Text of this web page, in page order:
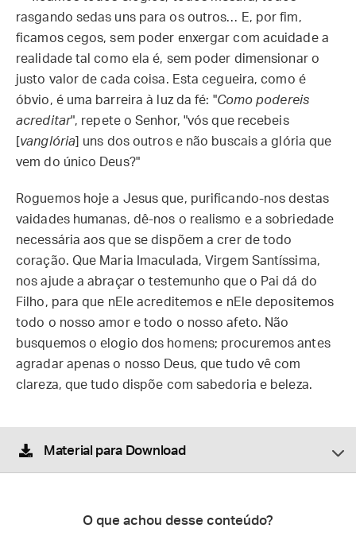
rasgando sedas uns para os outros… E, por fim,
ficamos cegos, sem poder enxergar com acuidade a
realidade tal como ela é, sem poder dimensionar o
justo valor de cada coisa. Esta cegueira, como é
óbvio, é uma barreira à luz da fé: "Como podereis
acreditar", repete o Senhor, "vós que recebeis
vanglória ] uns dos outros e não buscais a glória que
vem do único Deus?"
Roguemos hoje a Jesus que, purificando-nos destas
vaidades humanas, dê-nos o realismo e a sobriedade
necessária aos que se dispõem a crer de todo
coração. Que Maria Imaculada, Virgem Santíssima,
nos ajude a abraçar o testemunho que o Pai dá do
Filho, para que nEle acreditemos e nEle depositemos
todo o nosso amor e todo o nosso afeto. Não
busquemos o elogio dos homens; procuremos antes
agradar apenas o nosso Deus, que tudo vê com
clareza, que tudo dispõe com sabedoria e beleza.
Material para Download
O que achou desse conteúdo?